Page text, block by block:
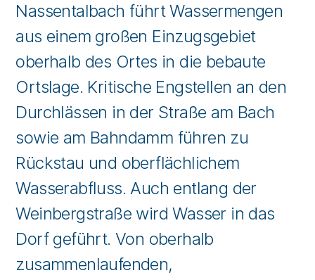
Nassentalbach führt Wassermengen
aus einem großen Einzugsgebiet
oberhalb des Ortes in die bebaute
Ortslage. Kritische Engstellen an den
Durchlässen in der Straße am Bach
sowie am Bahndamm führen zu
Rückstau und oberflächlichem
Wasserabfluss. Auch entlang der
Weinbergstraße wird Wasser in das
Dorf geführt. Von oberhalb
zusammenlaufenden,